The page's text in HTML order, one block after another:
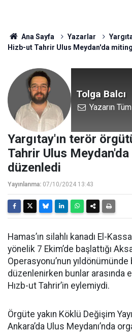
Ana Sayfa Yazarlar
Hizb-ut Tahrir Ulus Meydan'da
Tolga Balcı
Yazarın
Yargıtay'ın terör
Tahrir Ulus
düzenledi
Yayınlanma: 07/10/2024 13:43
Hamas’ın silahlı kanadı El-
yönelik 7 Ekim’de başlattığı
Operasyonu’nun
düzenlenirken bunlar arasında
Hızb-ut Tahrir’in eylemiydi.
Örgüte yakın Köklü Değişim
Ankara’da Ulus Meydanı’nda